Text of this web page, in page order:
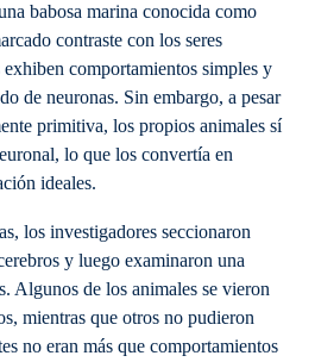
babosa marina conocida como
contraste con los seres
exhiben comportamientos simples y
de neuronas. Sin embargo, a pesar
primitiva, los propios animales sí
lo que los convertía en
ideales.
los investigadores seccionaron
y luego examinaron una
Algunos de los animales se vieron
mientras que otros no pudieron
no eran más que comportamientos